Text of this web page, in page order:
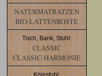
NATURMATRATZEN
BIO-LATTENROSTE
Tisch, Bank, Stuhl :
CLASSIC
CLASSIC-HARMONIE
Kniestuhl :